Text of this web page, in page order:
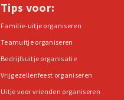
Tips voor:
Familie-uitje organiseren
Teamuitje organiseren
Bedrijfsuitje organisatie
Vrijgezellenfeest organiseren
Uitje voor vrienden organiseren